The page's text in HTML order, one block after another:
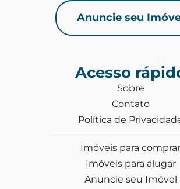
Anuncie seu
Acesso
Sobre
Contato
Política de
Imóveis para comprar
Imóveis para alugar
Anuncie seu Imóvel